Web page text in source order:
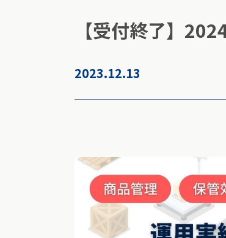
【受付終了】
2023.12.13